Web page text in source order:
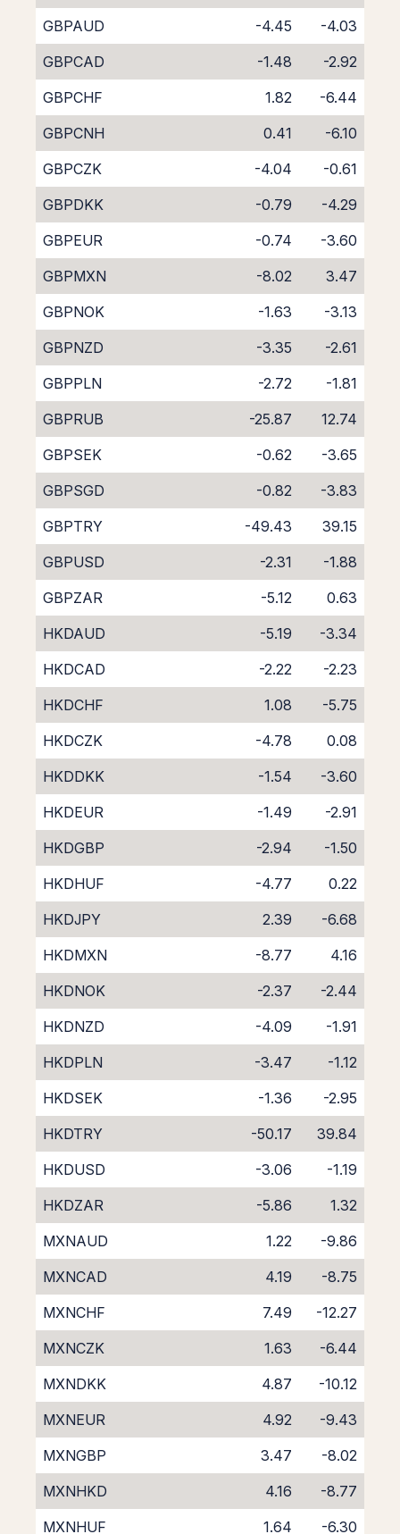
GBPAUD
-4.45
-4.03
GBPCAD
-1.48
-2.92
GBPCHF
1.82
-6.44
GBPCNH
0.41
-6.10
GBPCZK
-4.04
-0.61
GBPDKK
-0.79
-4.29
GBPEUR
-0.74
-3.60
GBPMXN
-8.02
3.47
GBPNOK
-1.63
-3.13
GBPNZD
-3.35
-2.61
GBPPLN
-2.72
-1.81
GBPRUB
-25.87
12.74
GBPSEK
-0.62
-3.65
GBPSGD
-0.82
-3.83
GBPTRY
-49.43
39.15
GBPUSD
-2.31
-1.88
GBPZAR
-5.12
0.63
HKDAUD
-5.19
-3.34
HKDCAD
-2.22
-2.23
HKDCHF
1.08
-5.75
HKDCZK
-4.78
0.08
HKDDKK
-1.54
-3.60
HKDEUR
-1.49
-2.91
HKDGBP
-2.94
-1.50
HKDHUF
-4.77
0.22
HKDJPY
2.39
-6.68
HKDMXN
-8.77
4.16
HKDNOK
-2.37
-2.44
HKDNZD
-4.09
-1.91
HKDPLN
-3.47
-1.12
HKDSEK
-1.36
-2.95
HKDTRY
-50.17
39.84
HKDUSD
-3.06
-1.19
HKDZAR
-5.86
1.32
MXNAUD
1.22
-9.86
MXNCAD
4.19
-8.75
MXNCHF
7.49
-12.27
MXNCZK
1.63
-6.44
MXNDKK
4.87
-10.12
MXNEUR
4.92
-9.43
MXNGBP
3.47
-8.02
MXNHKD
4.16
-8.77
MXNHUF
1.64 -6.30